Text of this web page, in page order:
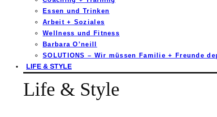
Essen und Trinken
Arbeit + Soziales
Wellness und Fitness
Barbara O’neill
SOLUTIONS – Wir müssen Familie + Freunde
LIFE & STYLE
Life & Style